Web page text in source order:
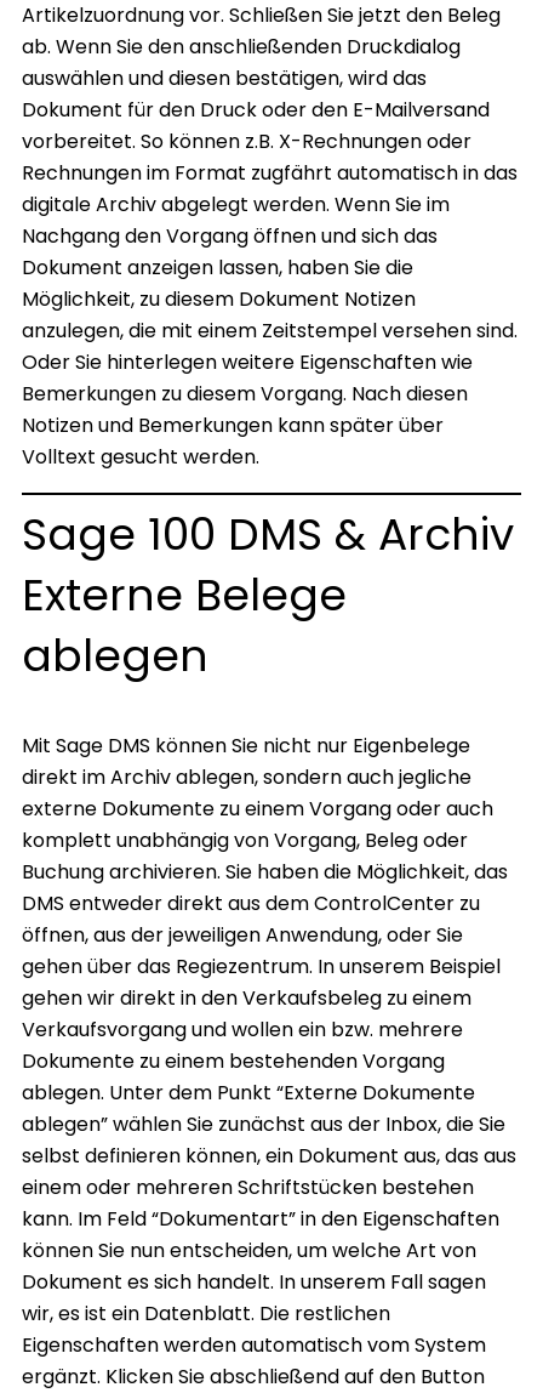
Artikelzuordnung vor. Schließen Sie jetzt den Beleg
ab. Wenn Sie den anschließenden Druckdialog
auswählen und diesen bestätigen, wird das
Dokument für den Druck oder den E-Mailversand
vorbereitet. So können z.B. X-Rechnungen oder
Rechnungen im Format zugfährt automatisch in das
digitale Archiv abgelegt werden. Wenn Sie im
Nachgang den Vorgang öffnen und sich das
Dokument anzeigen lassen, haben Sie die
Möglichkeit, zu diesem Dokument Notizen
anzulegen, die mit einem Zeitstempel versehen sind.
Oder Sie hinterlegen weitere Eigenschaften wie
Bemerkungen zu diesem Vorgang. Nach diesen
Notizen und Bemerkungen kann später über
Volltext gesucht werden.
Sage 100 DMS & Archiv
Externe Belege
ablegen
Mit Sage DMS können Sie nicht nur Eigenbelege
direkt im Archiv ablegen, sondern auch jegliche
externe Dokumente zu einem Vorgang oder auch
komplett unabhängig von Vorgang, Beleg oder
Buchung archivieren. Sie haben die Möglichkeit, das
DMS entweder direkt aus dem ControlCenter zu
öffnen, aus der jeweiligen Anwendung, oder Sie
gehen über das Regiezentrum. In unserem Beispiel
gehen wir direkt in den Verkaufsbeleg zu einem
Verkaufsvorgang und wollen ein bzw. mehrere
Dokumente zu einem bestehenden Vorgang
ablegen. Unter dem Punkt “Externe Dokumente
ablegen” wählen Sie zunächst aus der Inbox, die Sie
selbst definieren können, ein Dokument aus, das aus
einem oder mehreren Schriftstücken bestehen
kann. Im Feld “Dokumentart” in den Eigenschaften
können Sie nun entscheiden, um welche Art von
Dokument es sich handelt. In unserem Fall sagen
wir, es ist ein Datenblatt. Die restlichen
Eigenschaften werden automatisch vom System
ergänzt. Klicken Sie abschließend auf den Button